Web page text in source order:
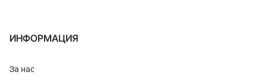
ИНФОРМАЦИЯ
За нас